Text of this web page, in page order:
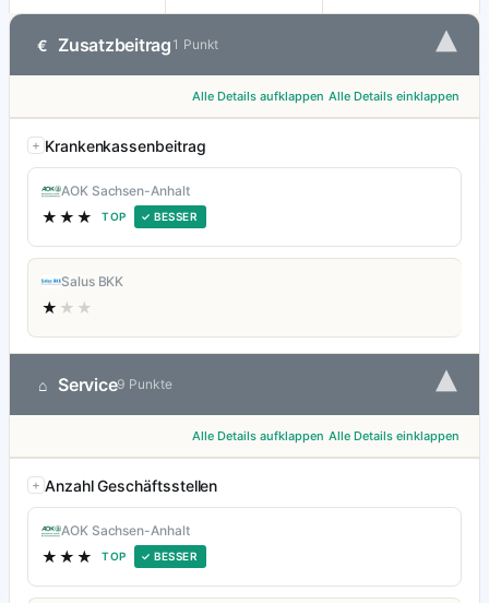
€ Zusatzbeitrag 1 Punkt ▾
Alle Details aufklappen Alle Details einklappen
Krankenkassenbeitrag
AOK Sachsen-Anhalt
★★★ TOP ✓ BESSER
Salus BKK
★ ★★
⌂ Service9 Punkte ▾
Alle Details aufklappen Alle Details einklappen
Anzahl Geschäftsstellen
AOK Sachsen-Anhalt
★★★ TOP ✓ BESSER